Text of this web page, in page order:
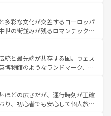
ーチリゾートまで多彩な表情を見
や気候が異なるスペインはその個
性で訪れる人を魅了する。 なお、新着のスペイン情報はコ
ている。華麗な宮殿、歴史的な大
して豊かな自然が、訪れる者を心
ランスは美食の国としても知ら
地であるランス、プロヴァンスの
ど、多彩な楽しみ方が可能だ。さ
も魅力が溢れており、どの街角に
れぞれで全く異なる文化を体験で
お、新着のフランス情報はコンテンツ一覧
多彩な文化が交差するヨーロッパ
世の街並みが残るロマンチック街
を歩いても飽きることがない。ベ
イエルン州のアルプスの絶景、そ
ン畑といった風景は必見。ビール
てほしい。 なお、新着の
一覧を参照してほしい。
統と最先端が共存する国。ウェス
博物館のようなランドマーク、歴
ある。また、優雅なアフタヌーン
たまらない英国パブ、サッカー観
できる体験も豊富。イギリスを旅
ほどの広さだが、運行時刻が正確
り、初心者でも安心して個人旅行